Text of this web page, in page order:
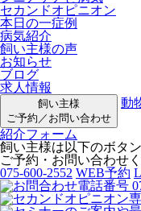
セカンドオピニオン
本日の一症例
病気紹介
飼い主様の声
お知らせ
ブログ
求人情報
飼い主様
ご予約／お問い合わせ
動
紹介フォーム
飼い主様は以下のボタ
ご予約・お問い合わせ
075-600-2552 WEB予約